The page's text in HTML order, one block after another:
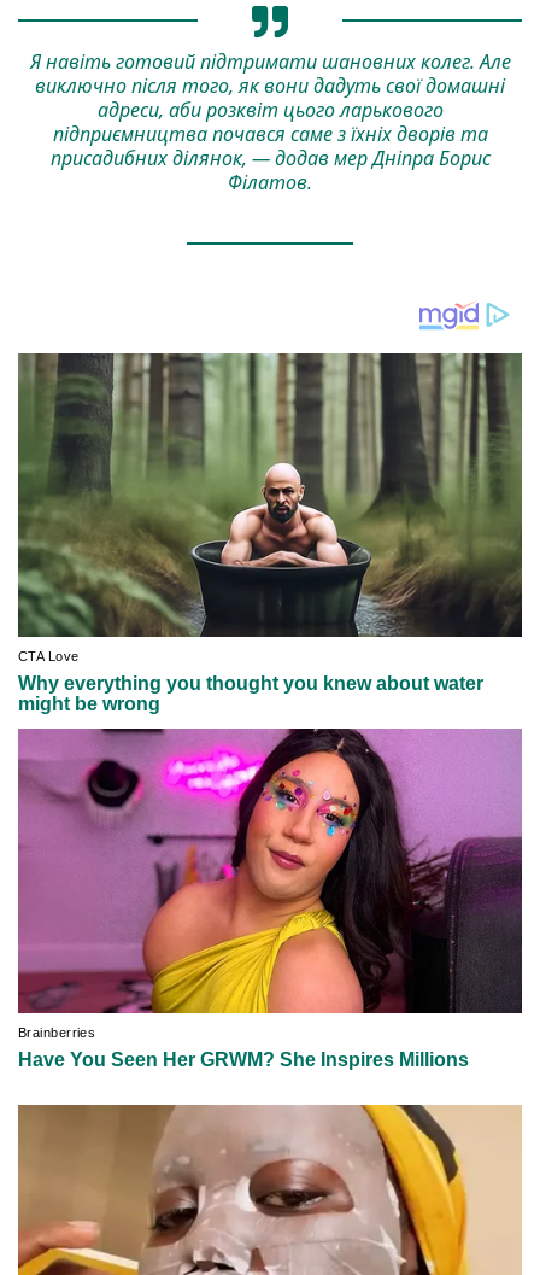
Я навіть готовий підтримати шановних колег. Але
виключно після того, як вони дадуть свої домашні
адреси, аби розквіт цього ларькового
підприємництва почався саме з їхніх дворів та
присадибних ділянок, — додав мер Дніпра Борис
Філатов.